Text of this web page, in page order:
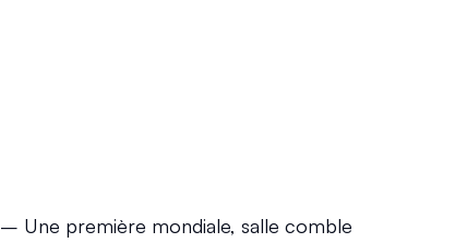
– Une première mondiale, salle comble